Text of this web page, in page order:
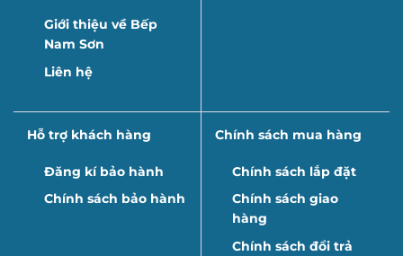
Giới thiệu về Bếp
Nam Sơn
Liên hệ
Hỗ trợ khách hàng
Đăng kí bảo hành
Chính sách bảo hành
Chính sách mua hàng
Chính sách lắp đặt
Chính sách giao
hàng
Chính sách đổi trả